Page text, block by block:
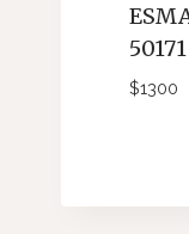
50171
$1300